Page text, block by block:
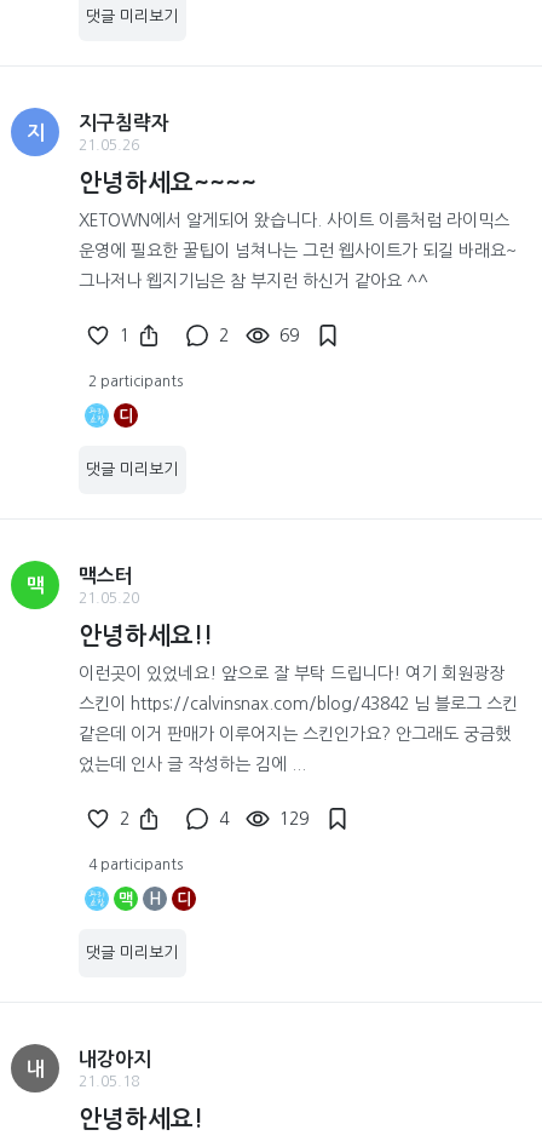
댓글 미리보기
지
지구침략자
21.05.26
안녕하세요~~~~
XETOWN에서 알게되어 왔습니다. 사이트 이름처럼 라이믹스
운영에 필요한 꿀팁이 넘쳐나는 그런 웹사이트가 되길 바래요~
그나저나 웹지기님은 참 부지런 하신거 같아요 ^^
1 2 69
2 participants
디
댓글 미리보기
맥
맥스터
21.05.20
안녕하세요!!
이런곳이 있었네요! 앞으로 잘 부탁 드립니다! 여기 회원광장
스킨이 https://calvinsnax.com/blog/43842 님 블로그 스킨
같은데 이거 판매가 이루어지는 스킨인가요? 안그래도 궁금했
었는데 인사 글 작성하는 김에 ...
2 4 129
4 participants
맥 H 디
댓글 미리보기
내
내강아지
21.05.18
안녕하세요!